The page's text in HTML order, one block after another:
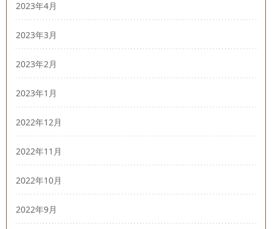
2023年4月
2023年3月
2023年2月
2023年1月
2022年12月
2022年11月
2022年10月
2022年9月